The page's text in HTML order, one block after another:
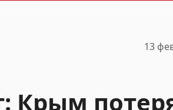
13
Крым